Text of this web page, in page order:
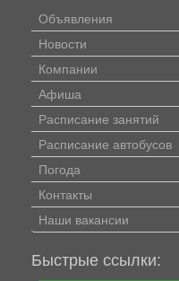
Объявления
Новости
Компании
Афиша
Расписание занятий
Расписание автобусов
Погода
Контакты
Наши вакансии
Быстрые ссылки: